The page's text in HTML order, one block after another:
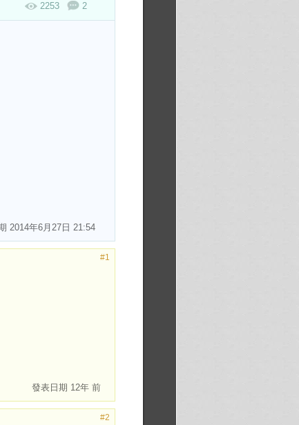
2253 2
2014年6月27日 21:54
#1
發表日期 12年 前
#2